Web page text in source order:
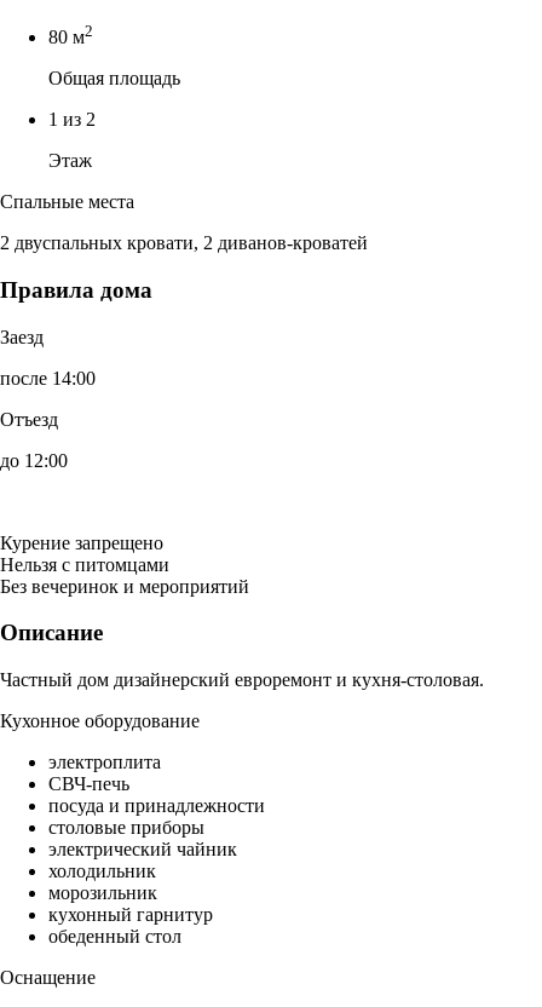
80 м2
Общая площадь
1 из 2
Этаж
Спальные места
2 двуспальных кровати, 2 диванов-кроватей
Правила дома
Заезд
после 14:00
Отъезд
до 12:00
Курение запрещено
Нельзя с питомцами
Без вечеринок и мероприятий
Описание
Частный дом дизайнерский евроремонт и кухня-столовая.
Кухонное оборудование
электроплита
СВЧ-печь
посуда и принадлежности
столовые приборы
электрический чайник
холодильник
морозильник
кухонный гарнитур
обеденный стол
Оснащение